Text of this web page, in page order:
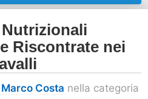
Nutrizionali
Riscontrate nei
Costa nella categoria